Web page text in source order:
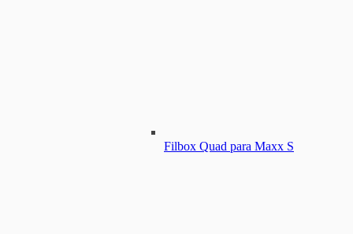
Filbox Quad para Maxx S